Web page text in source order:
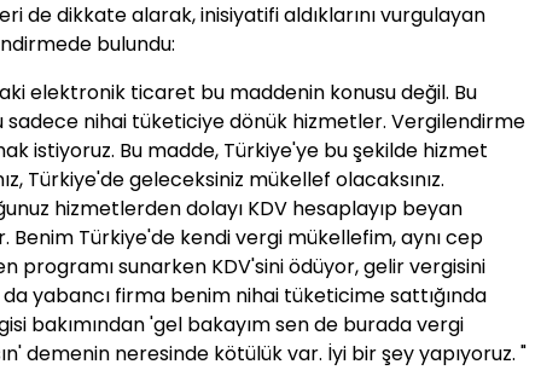
de dikkate alarak, inisiyatifi aldıklarını vurgulayan
bulundu:
elektronik ticaret bu maddenin konusu değil. Bu
sadece nihai tüketiciye dönük hizmetler. Vergilendirme
istiyoruz. Bu madde, Türkiye'ye bu şekilde hizmet
Türkiye'de geleceksiniz mükellef olacaksınız.
hizmetlerden dolayı KDV hesaplayıp beyan
Benim Türkiye'de kendi vergi mükellefim, aynı cep
programı sunarken KDV'sini ödüyor, gelir vergisini
yabancı firma benim nihai tüketicime sattığında
bakımından 'gel bakayım sen de burada vergi
demenin neresinde kötülük var. İyi bir şey yapıyoruz. "